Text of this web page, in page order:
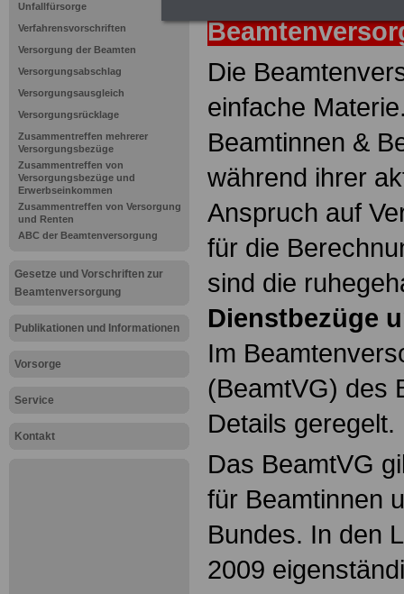
Unfallfürsorge
Verfahrensvorschriften
Versorgung der Beamten
Versorgungsabschlag
Versorgungsausgleich
Versorgungsrücklage
Zusammentreffen mehrerer
Versorgungsbezüge
Zusammentreffen von
Versorgungsbezüge und
Erwerbseinkommen
Zusammentreffen von Versorgung
und Renten
ABC der Beamtenversorgung
Gesetze und Vorschriften zur
Beamtenversorgung
Publikationen und Informationen
Vorsorge
Service
Kontakt
Die
einfache
Beamtinnen &
während ihrer
Anspruch auf
für die
sind die
Dienstbezüge
Im
(BeamtVG) des
Details geregelt.
Das BeamtVG
für Beamtinnen
Bundes. In den
2009